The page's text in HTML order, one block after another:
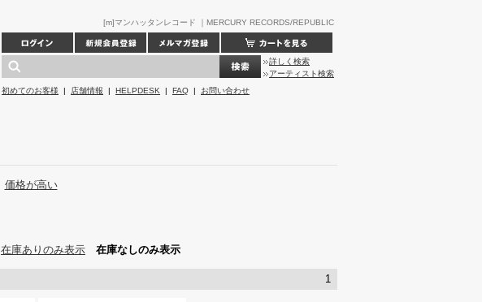
[m]マンハッタンレコード ｜MERCURY RECORDS/REPUBLIC
詳しく検索
アーティスト検索
初めてのお客様 | 店舗情報 | HELPDESK | FAQ | お問い合わせ
価格が高い
在庫ありのみ表示 在庫なしのみ表示
1